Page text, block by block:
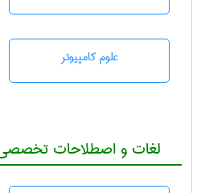
علوم کامپیوتر
لغات و اصطلاحات